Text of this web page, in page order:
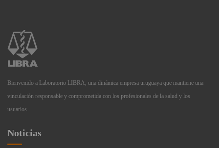
Bienvenido a Laboratorio LIBRA, una dinámica empresa uruguaya que mantiene una
vinculación responsable y comprometida con los profesionales de la salud y los
usuarios.
Noticias